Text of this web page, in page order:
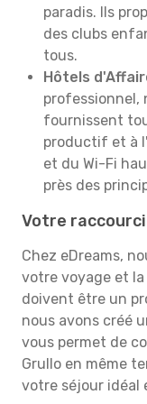
paradis. Ils
des clubs
tous.
Hôtels
professionnel,
fournissent
productif et à
et du Wi-Fi
près des
Votre
Chez eDreams,
votre voyage et
doivent être un
nous avons créé
vous permet de
Grullo en même
votre séjour idéal